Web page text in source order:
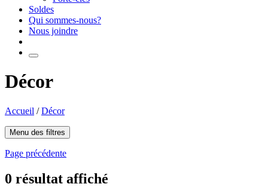
Soldes
Qui sommes-nous?
Nous joindre
Décor
Accueil /Décor
Menu des filtres
Page précédente
0 résultat affiché